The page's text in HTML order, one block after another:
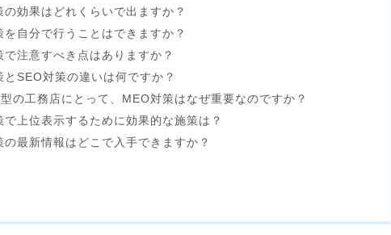
効果はどれくらいで出ますか？
自分で行うことはできますか？
注意すべき点はありますか？
SEO対策の違いは何ですか？
の工務店にとって、MEO対策はなぜ重要なのですか？
上位表示するために効果的な施策は？
最新情報はどこで入手できますか？